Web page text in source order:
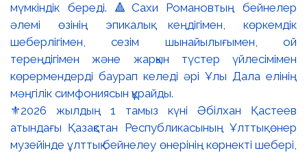
⚜️2026 жылдың 1 тамыз күні Әбілхан Қастеев
атындағы Қазақстан Республикасының Ұлттық өнер
музейінде ұлттық бейнелеу өнерінің көрнекті шебері,